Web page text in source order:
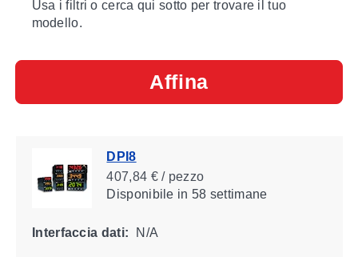
Usa i filtri o cerca qui sotto per trovare il tuo
modello.
Affina
DPI8
407,84 € / pezzo
Disponibile in 58 settimane
Interfaccia dati: N/A